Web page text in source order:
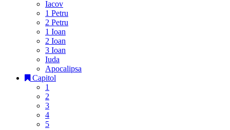
Iacov
1 Petru
2 Petru
1 Ioan
2 Ioan
3 Ioan
Iuda
Apocalipsa
Capitol
1
2
3
4
5